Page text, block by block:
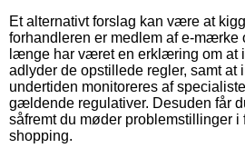
Et alternativt forslag kan være at
forhandleren er medlem af e-mærke
længe har været en erklæring om at
adlyder de opstillede regler, samt at
undertiden monitoreres af
gældende regulativer. Desuden får
såfremt du møder problemstillinger i
shopping.